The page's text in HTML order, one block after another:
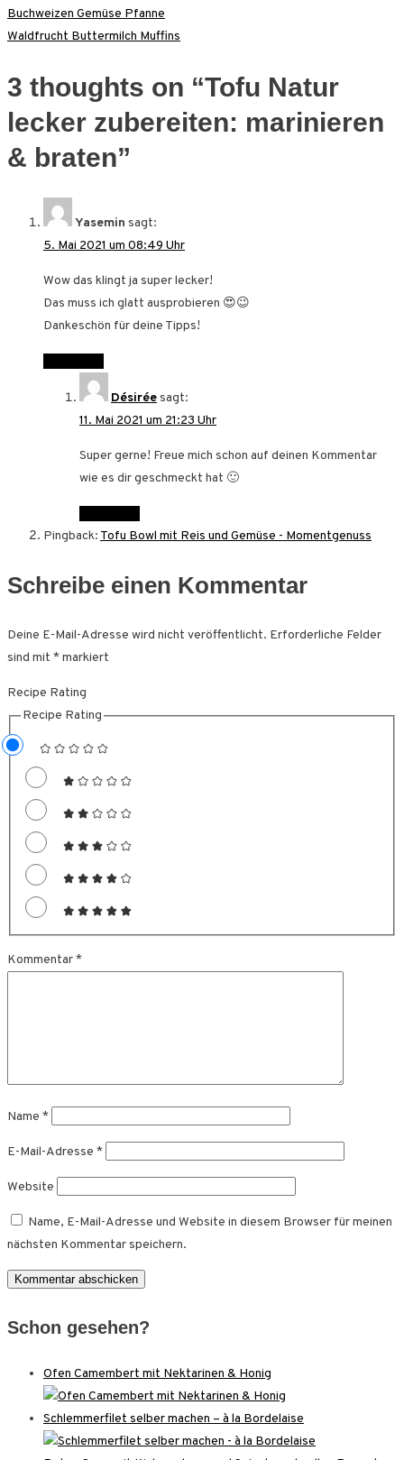
Beitragsnavigation
Buchweizen Gemüse Pfanne
Waldfrucht Buttermilch Muffins
3 thoughts on “Tofu Natur
lecker zubereiten: marinieren
& braten”
Yasemin sagt:
5. Mai 2021 um 08:49 Uhr
Wow das klingt ja super lecker!
Das muss ich glatt ausprobieren 😍😉
Dankeschön für deine Tipps!
Désiréesagt:
11. Mai 2021 um 21:23 Uhr
Super gerne! Freue mich schon auf deinen Kommentar
wie es dir geschmeckt hat 🙂
Pingback: Tofu Bowl mit Reis und Gemüse - Momentgenuss
Schreibe einen Kommentar
Deine E-Mail-Adresse wird nicht veröffentlicht. Erforderliche Felder
sind mit *markiert
Recipe Rating
Recipe Rating
Kommentar*
Name *
E-Mail-Adresse *
Website
Name, E-Mail-Adresse und Website in diesem Browser für meinen
nächsten Kommentar speichern.
Schon gesehen?
Ofen Camembert mit Nektarinen & Honig
Schlemmerfilet selber machen – à la Bordelaise